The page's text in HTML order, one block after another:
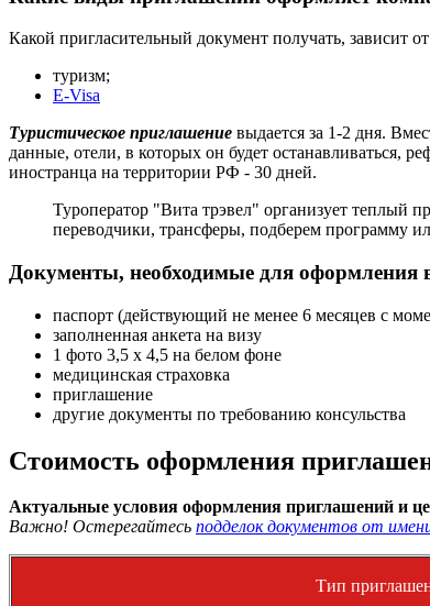
Какой пригласительный документ получать, зависит
туризм;
E-Visa
Туристическое приглашение выдается за 1-2 дня.
данные, отели, в которых он будет останавливаться,
иностранца на территории РФ - 30 дней.
Туроператор "Вита трэвел" организует теплый
переводчики, трансферы, подберем программу
Документы, необходимые для
паспорт (действующий не менее 6 месяцев с
заполненная анкета на визу
1 фото 3,5 х 4,5 на белом фоне
медицинская страховка
приглашение
другие документы по требованию консульства
Стоимость оформления
Актуальные условия оформления приглашений и
Важно! Остерегайтесь подделок документов от
Тип